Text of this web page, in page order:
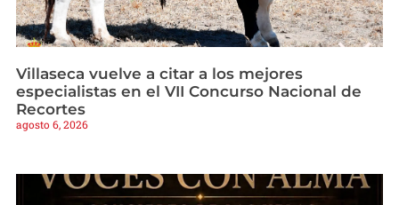
Villaseca vuelve a citar a los mejores
especialistas en el VII Concurso Nacional de
Recortes
agosto 6, 2026